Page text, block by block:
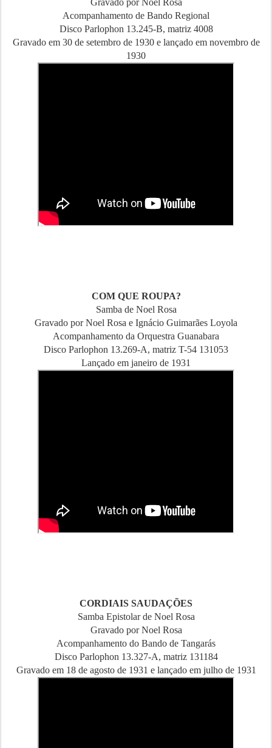
Gravado por Noel Rosa
Acompanhamento de Bando Regional
Disco Parlophon 13.245-B, matriz 4008
Gravado em 30 de setembro de 1930 e lançado em novembro de
1930
COM QUE ROUPA?
Samba de Noel Rosa
Gravado por Noel Rosa e Ignácio Guimarães Loyola
Acompanhamento da Orquestra Guanabara
Disco Parlophon 13.269-A, matriz T-54 131053
Lançado em janeiro de 1931
CORDIAIS SAUDAÇÕES
Samba Epistolar de Noel Rosa
Gravado por Noel Rosa
Acompanhamento do Bando de Tangarás
Disco Parlophon 13.327-A, matriz 131184
Gravado em 18 de agosto de 1931 e lançado em julho de 1931